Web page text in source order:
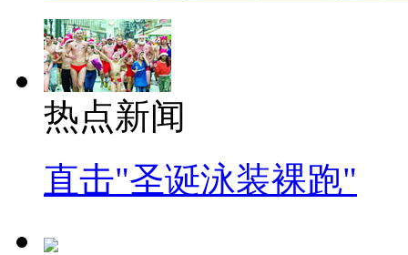
热点新闻
直击"圣诞泳装裸跑"